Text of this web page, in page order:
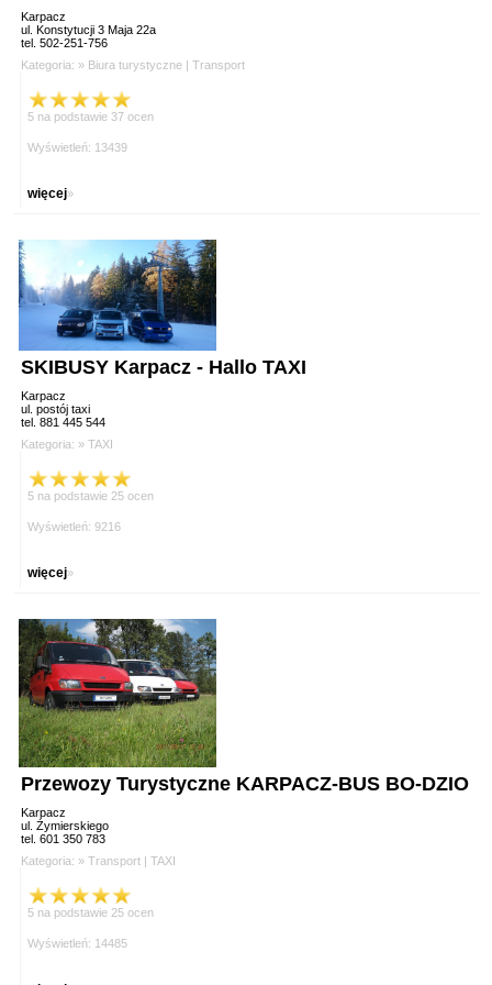
Karpacz
ul. Konstytucji 3 Maja 22a
tel. 502-251-756
Kategoria: » Biura turystyczne | Transport
5 na podstawie 37 ocen
Wyświetleń: 13439
więcej»
SKIBUSY Karpacz - Hallo TAXI
Karpacz
ul. postój taxi
tel. 881 445 544
Kategoria: » TAXI
5 na podstawie 25 ocen
Wyświetleń: 9216
więcej»
Przewozy Turystyczne KARPACZ-BUS BO-DZIO
Karpacz
ul. Żymierskiego
tel. 601 350 783
Kategoria: » Transport | TAXI
5 na podstawie 25 ocen
Wyświetleń: 14485